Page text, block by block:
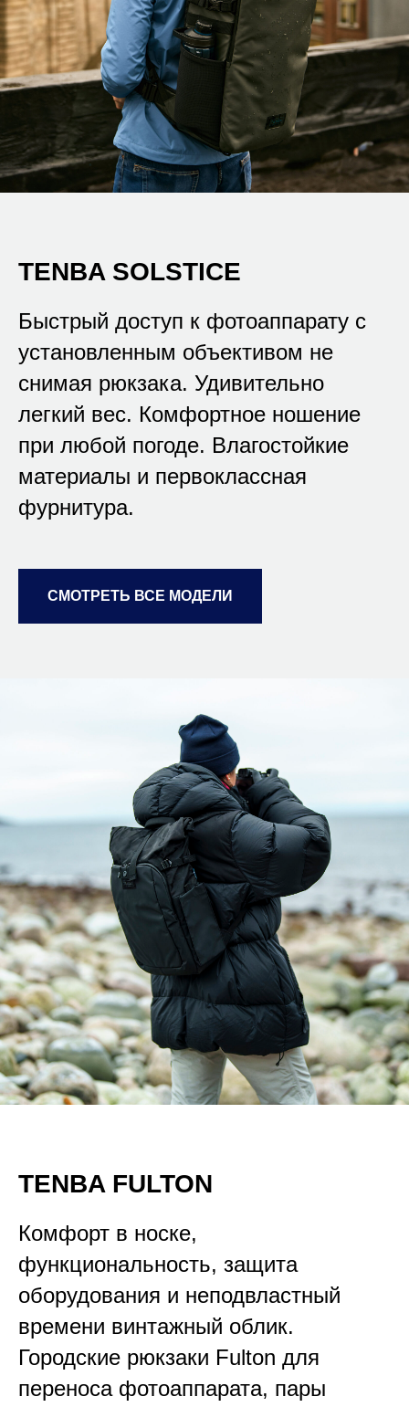
TENBA SOLSTICE
Быстрый доступ к фотоаппарату с
установленным объективом не
снимая рюкзака. Удивительно
легкий вес. Комфортное ношение
при любой погоде. Влагостойкие
материалы и первоклассная
фурнитура.
СМОТРЕТЬ ВСЕ МОДЕЛИ
TENBA FULTON
Комфорт в носке,
функциональность, защита
оборудования и неподвластный
времени винтажный облик.
Городские рюкзаки Fulton для
переноса фотоаппарата, пары